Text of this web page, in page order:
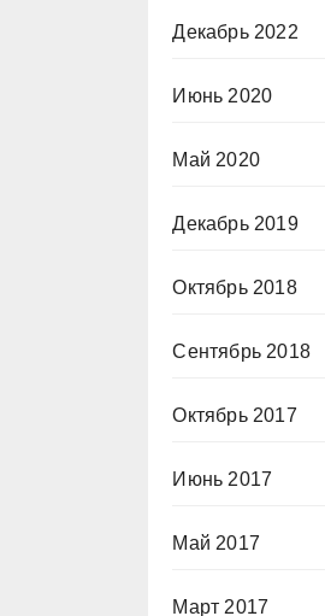
Декабрь 2022
Июнь 2020
Май 2020
Декабрь 2019
Октябрь 2018
Сентябрь 2018
Октябрь 2017
Июнь 2017
Май 2017
Март 2017